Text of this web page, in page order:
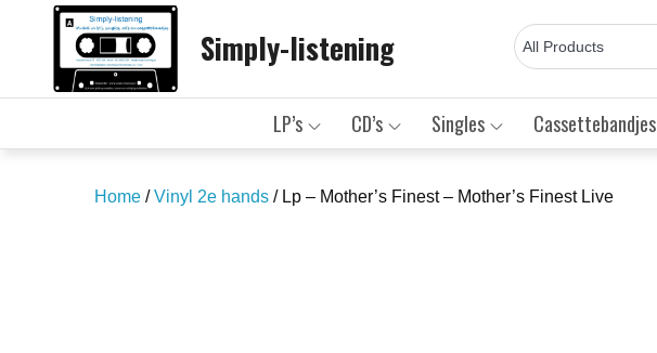
Simply-listening
LP’s CD’s Singles Cassettebandjes
Home /Vinyl 2e hands / Lp – Mother’s Finest – Mother’s Finest Live